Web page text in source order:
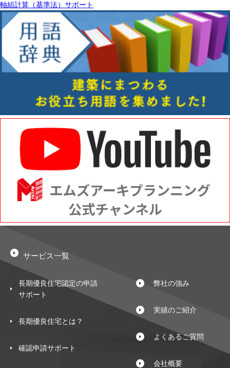
軸組計算（基準法）サポート
サービス一覧
長期優良住宅認定の申請
サポート
長期優良住宅とは？
確認申請サポート
弊社の強み
実績のご紹介
よくあるご質問
会社概要